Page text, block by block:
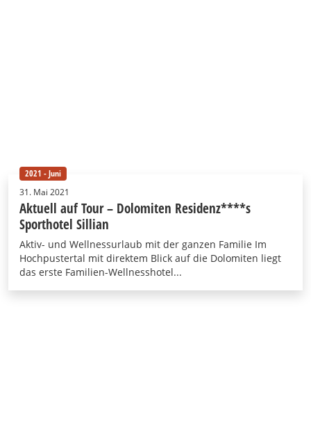
2021 - Juni
31. Mai 2021
Aktuell auf Tour – Dolomiten Residenz****s
Sporthotel Sillian
Aktiv- und Wellnessurlaub mit der ganzen Familie Im
Hochpustertal mit direktem Blick auf die Dolomiten liegt
das erste Familien-Wellnesshotel...